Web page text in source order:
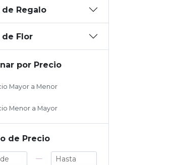
de Regalo
de Flor
por Precio
Mayor a Menor
Menor a Mayor
de Precio
—